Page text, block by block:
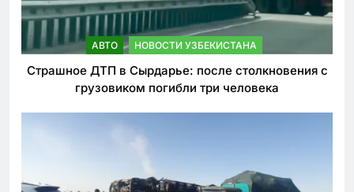
АВТО НОВОСТИ УЗБЕКИСТАНА
Страшное ДТП в Сырдарье: после столкновения с
грузовиком погибли три человека